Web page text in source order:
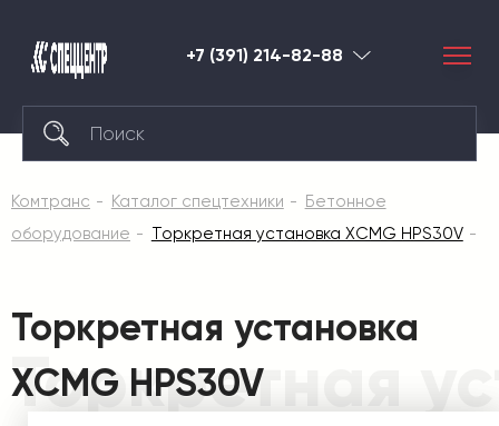
+7 (391) 214-82-88 Красноярск
Комтранс Каталог спецтехники
Бетонное
оборудование
Торкретная установка XCMG HPS30V
Торкретная
Торкретная установка
XCMG HPS30V